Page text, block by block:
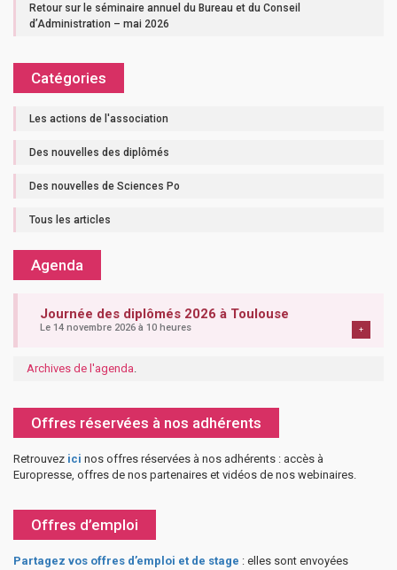
Retour sur le séminaire annuel du Bureau et du Conseil
d’Administration – mai 2026
Catégories
Les actions de l'association
Des nouvelles des diplômés
Des nouvelles de Sciences Po
Tous les articles
Agenda
Journée des diplômés 2026 à Toulouse
Le 14 novembre 2026 à 10 heures +
Archives de l'agenda
Offres réservées à nos adhérents
Retrouvez ici nos offres réservées à nos adhérents : accès à
Europresse, offres de nos partenaires et vidéos de nos webinaires.
Offres d’emploi
Partagez vos offres d’emploi et de stage : elles sont envoyées